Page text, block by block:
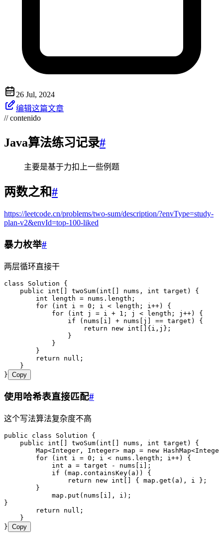
26 Jul, 2024
编辑这篇文章
// contenido
Java算法练习记录#
主要是基于力扣上一些例题
两数之和#
https://leetcode.cn/problems/two-sum/description/?envType=study-
plan-v2&envId=top-100-liked
暴力枚举#
两层循环直接干
class Solution {
    public
int [] twoSum( int [] nums , int target ) {
        int
length = nums . length ;
        for
( int i = 0 ; i < length; i ++) {
            for
( int j = i + 1 ; j < length; j ++) {
                if
(nums[i] + nums[j] == target) {
                    return
new int []{i , j};
                }
            }
        }
        return
null ;
    }
} Copy
使用哈希表直接匹配#
这个写法算法复杂度不高
public class Solution {
    public
int twoSum( int nums , int target ) {
        Map
<Integer , Integer> map = new HashMap<Integer
        for
( int i = 0 ; i < nums . length ; i ++) {
            int
a = target -
nums[i];
            if
( map . containsKey(a)) {
                return
new int [] { map . get (a) ,
i };
        }
            map
. put (nums[i] ,
i);
}
        return
null ;
    }
} Copy